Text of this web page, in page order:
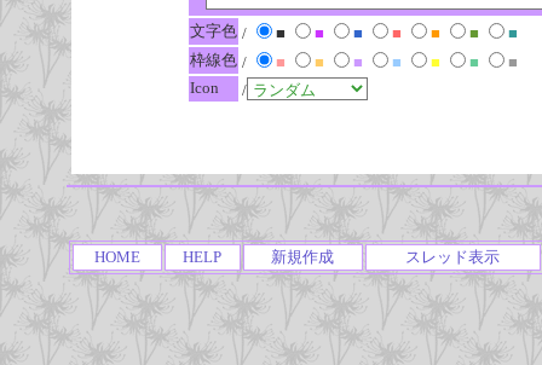
文字色 / ■ ■ ■ ■ ■ ■
■
枠線色 / ■ ■ ■ ■ ■ ■
■
Icon
/
HOME HELP 新規作成 スレッド表示